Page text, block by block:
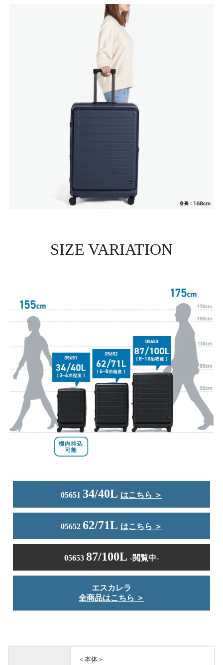
SIZE VARIATION
05651 34/40L はこちら ＞
05652 62/71L はこちら ＞
05653 87/100L -閲覧中-
エスカレラ
全商品はこちら ＞
＜本体＞